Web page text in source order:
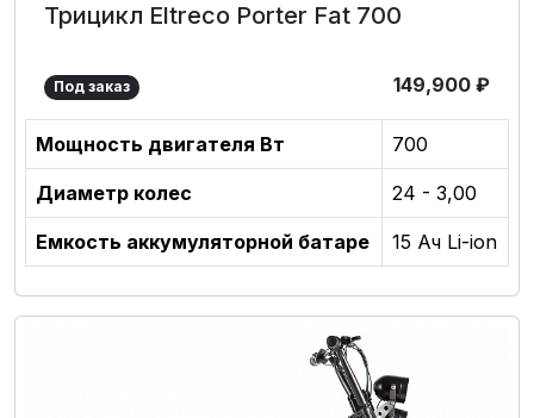
Трицикл Eltreco Porter Fat 700
Под заказ 149,900 ₽
Мощность двигателя Вт 700
Диаметр колес 24 - 3,00
Емкость аккумуляторной батаре 15 Ач Li-ion